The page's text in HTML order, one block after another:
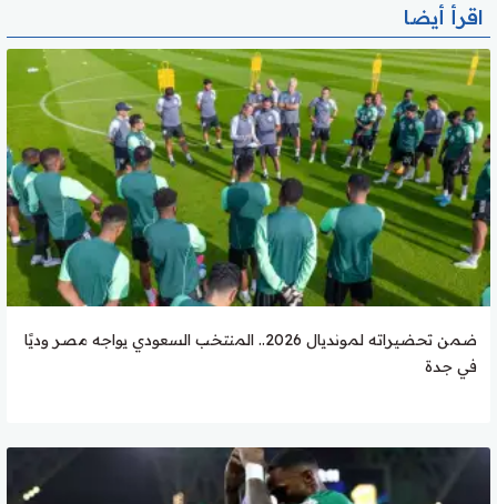
اقرأ أيضا
ضمن تحضيراته لمونديال 2026.. المنتخب السعودي يواجه مصر وديًا
في جدة